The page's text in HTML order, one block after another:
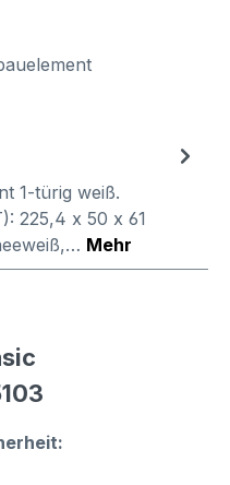
1-türig weiß.
225,4 x 50 x 61
Mehr